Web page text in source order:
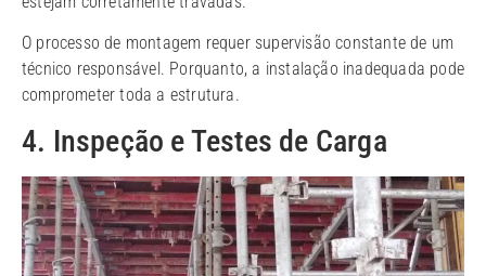
O processo de montagem requer supervisão constante de um
técnico responsável. Porquanto, a instalação inadequada pode
comprometer toda a estrutura.
4. Inspeção e Testes de Carga